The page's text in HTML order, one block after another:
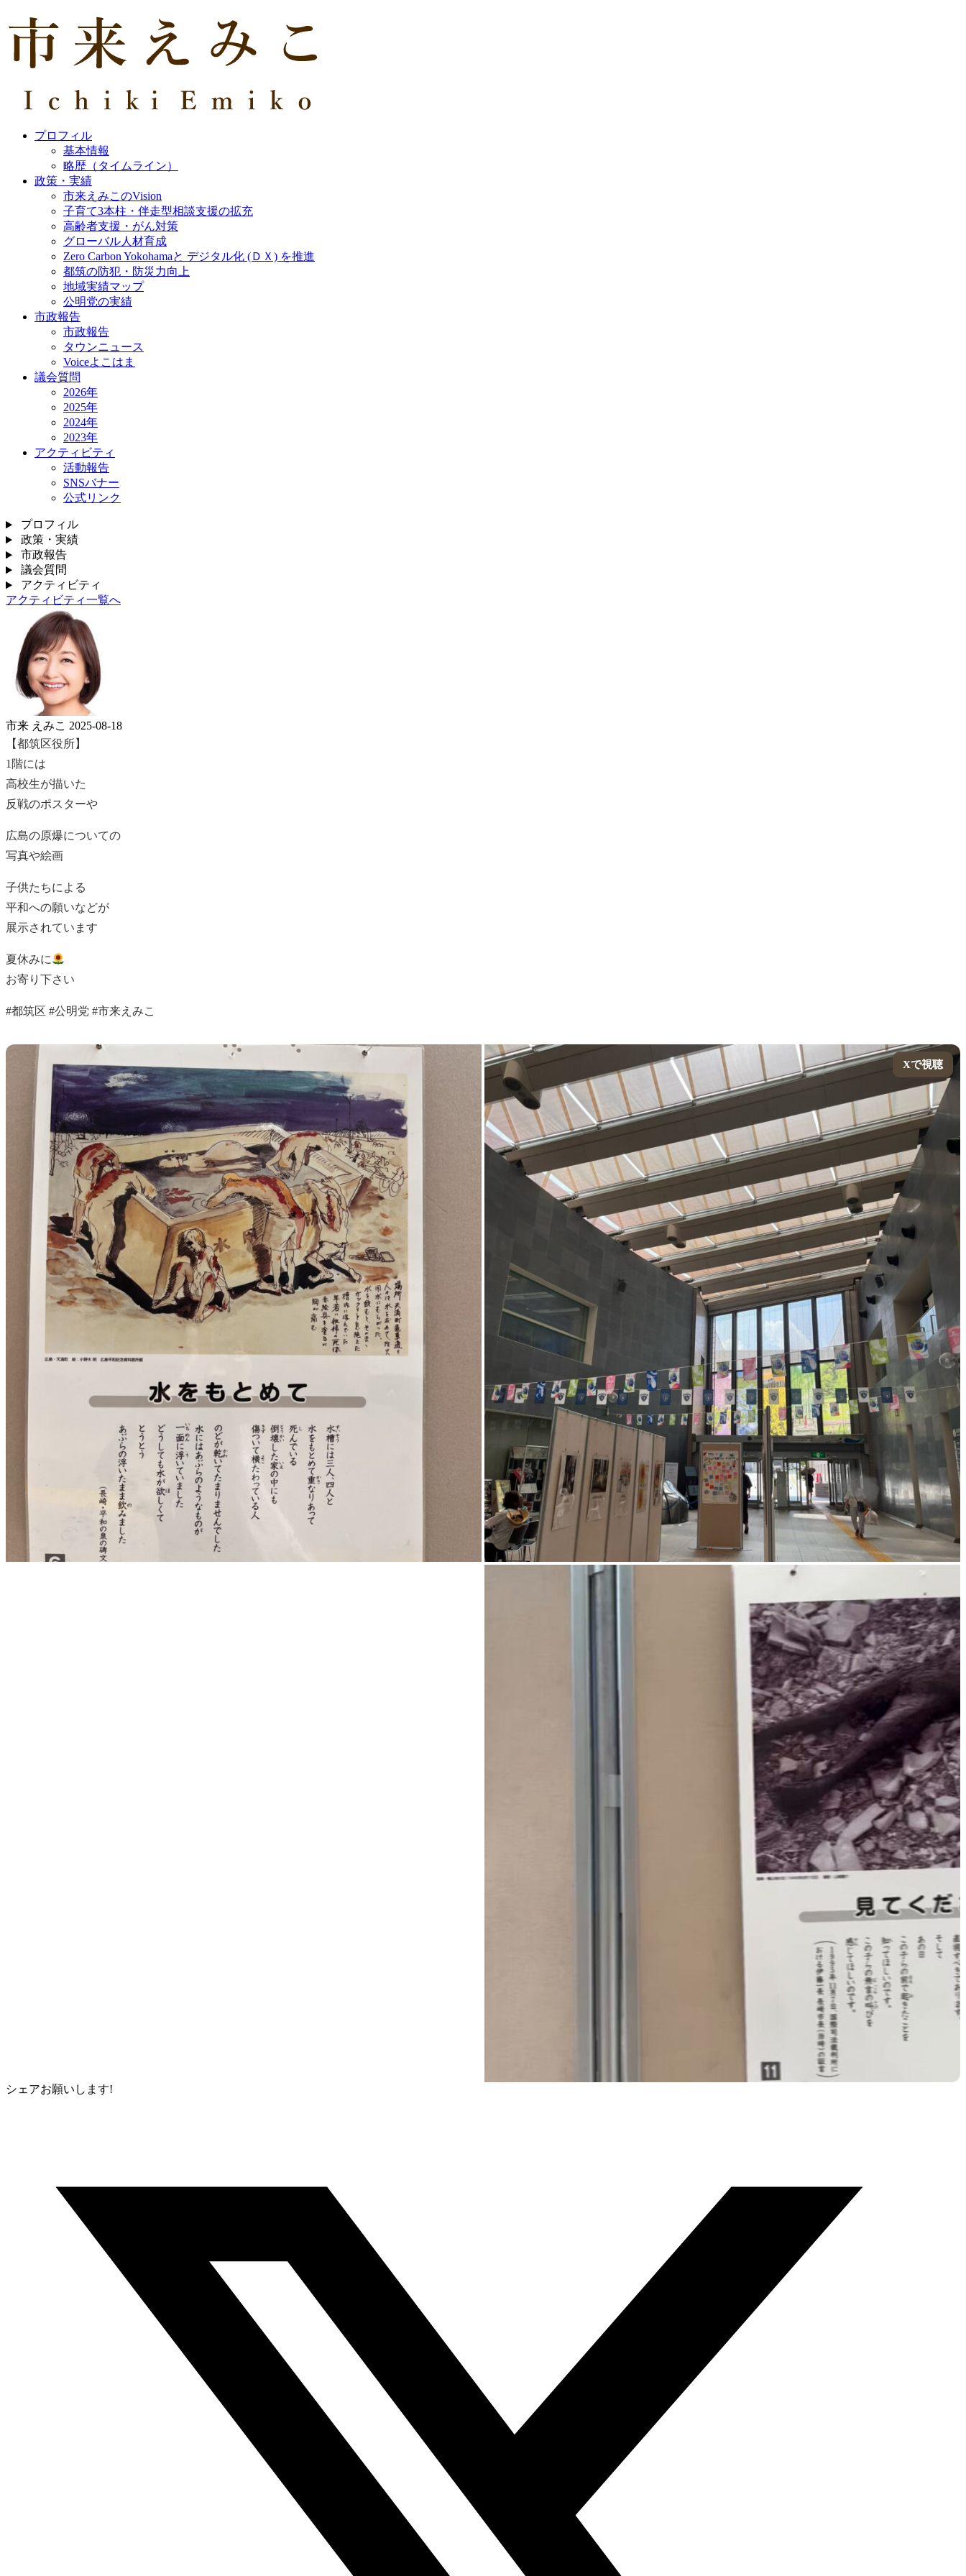
プロフィル
基本情報
略歴（タイムライン）
政策・実績
市来えみこのVision
子育て3本柱・伴走型相談支援の拡充
高齢者支援・がん対策
グローバル人材育成
Zero Carbon Yokohamaと デジタル化 (ＤＸ) を推進
都筑の防犯・防災力向上
地域実績マップ
公明党の実績
市政報告
市政報告
タウンニュース
Voiceよこはま
議会質問
2026年
2025年
2024年
2023年
アクティビティ
活動報告
SNSバナー
公式リンク
プロフィル
政策・実績
市政報告
議会質問
アクティビティ
アクティビティ一覧へ
市来 えみこ 2025-08-18
【都筑区役所】
1階には
高校生が描いた
反戦のポスターや
広島の原爆についての
写真や絵画
子供たちによる
平和への願いなどが
展示されています
夏休みに
お寄り下さい
#都筑区 #公明党 #市来えみこ
Xで視聴
Xで視聴
シェアお願いします!